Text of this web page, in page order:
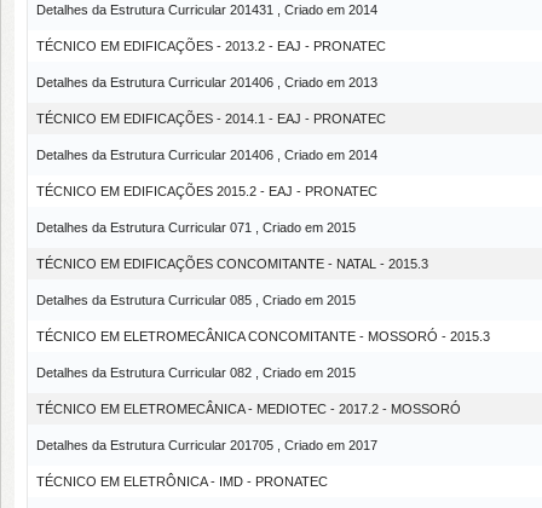
Detalhes da Estrutura Curricular 201431 , Criado em 2014
TÉCNICO EM EDIFICAÇÕES - 2013.2 - EAJ - PRONATEC
Detalhes da Estrutura Curricular 201406 , Criado em 2013
TÉCNICO EM EDIFICAÇÕES - 2014.1 - EAJ - PRONATEC
Detalhes da Estrutura Curricular 201406 , Criado em 2014
TÉCNICO EM EDIFICAÇÕES 2015.2 - EAJ - PRONATEC
Detalhes da Estrutura Curricular 071 , Criado em 2015
TÉCNICO EM EDIFICAÇÕES CONCOMITANTE - NATAL - 2015.3
Detalhes da Estrutura Curricular 085 , Criado em 2015
TÉCNICO EM ELETROMECÂNICA CONCOMITANTE - MOSSORÓ - 2015.3
Detalhes da Estrutura Curricular 082 , Criado em 2015
TÉCNICO EM ELETROMECÂNICA - MEDIOTEC - 2017.2 - MOSSORÓ
Detalhes da Estrutura Curricular 201705 , Criado em 2017
TÉCNICO EM ELETRÔNICA - IMD - PRONATEC